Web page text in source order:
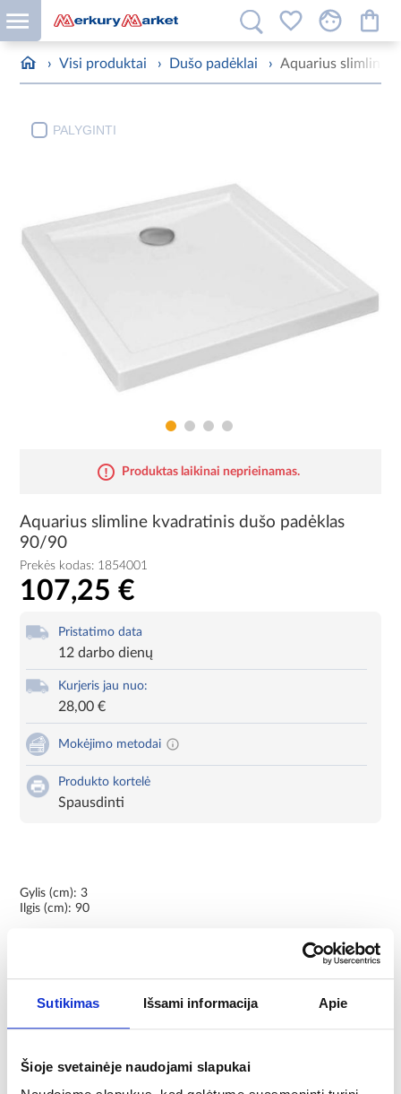
Sutikimas Išsami informacija Apie
Šioje svetainėje naudojami slapukai
› Visi produktai › Dušo padėklai › Aquarius slimline
PALYGINTI
Produktas laikinai neprieinamas.
Aquarius slimline kvadratinis dušo padėklas
90/90
Prekės kodas: 1854001
107,25 €
Pristatimo data
12 darbo dienų
Kurjeris jau nuo:
28,00 €
Mokėjimo metodai
Produkto kortelė
Spausdinti
Gylis (cm): 3
Ilgis (cm): 90
Marko 90 kvadratinė kabina grafitinis chromas SKU: MR-
Marko 90 kvadratinė kabina skaidrus chromas SKU: MR-